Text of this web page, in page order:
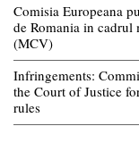
Comisia Europeana
de Romania in cadrul
(MCV)
Infringements:
the Court of Justice
rules